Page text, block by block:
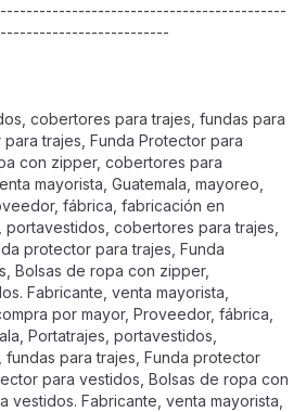
cobertores para trajes, fundas para
trajes, Funda Protector para
con zipper, cobertores para
mayorista, Guatemala, mayoreo,
fábrica, fabricación en
portavestidos, cobertores para trajes,
protector para trajes, Funda
Bolsas de ropa con zipper,
Fabricante, venta mayorista,
por mayor, Proveedor, fábrica,
Portatrajes, portavestidos,
para trajes, Funda protector
para vestidos, Bolsas de ropa con
vestidos. Fabricante, venta mayorista,